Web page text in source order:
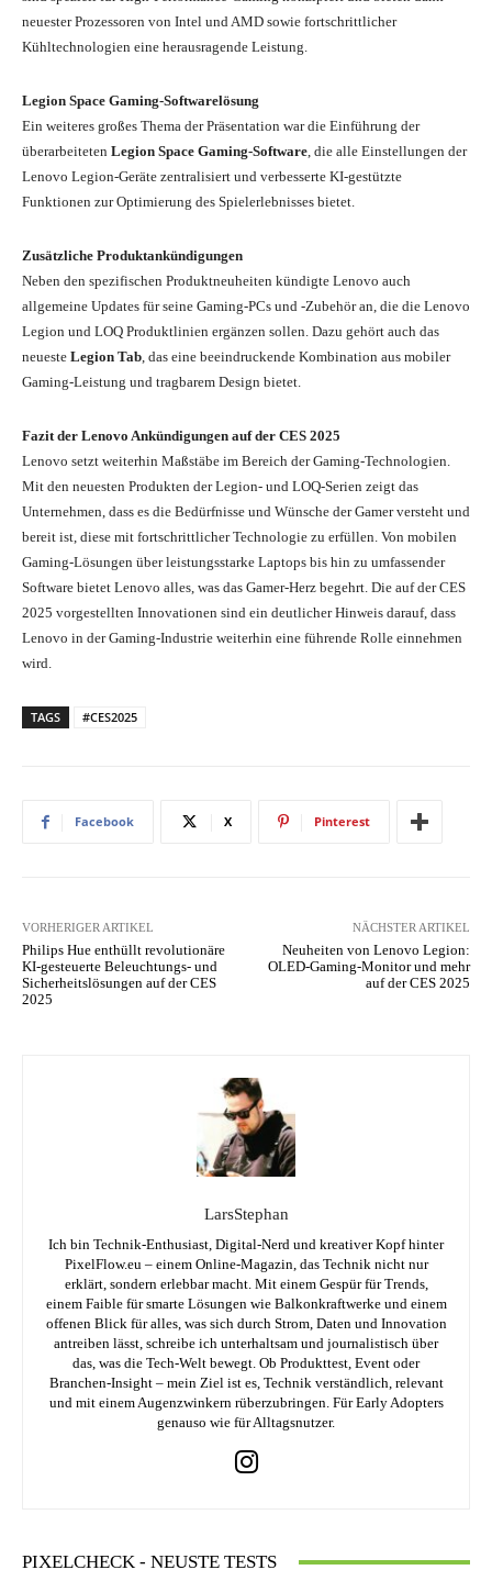
neuester Prozessoren von Intel und AMD sowie fortschrittlicher
Kühltechnologien eine herausragende Leistung.
Legion Space Gaming-Softwarelösung
Ein weiteres großes Thema der Präsentation war die Einführung der
überarbeiteten Legion Space Gaming-Software, die alle Einstellungen der
Lenovo Legion-Geräte zentralisiert und verbesserte KI-gestützte
Funktionen zur Optimierung des Spielerlebnisses bietet.
Zusätzliche Produktankündigungen
Neben den spezifischen Produktneuheiten kündigte Lenovo auch
allgemeine Updates für seine Gaming-PCs und -Zubehör an, die die Lenovo
Legion und LOQ Produktlinien ergänzen sollen. Dazu gehört auch das
neueste Legion Tab, das eine beeindruckende Kombination aus mobiler
Gaming-Leistung und tragbarem Design bietet.
Fazit der Lenovo Ankündigungen auf der CES 2025
Lenovo setzt weiterhin Maßstäbe im Bereich der Gaming-Technologien.
Mit den neuesten Produkten der Legion- und LOQ-Serien zeigt das
Unternehmen, dass es die Bedürfnisse und Wünsche der Gamer versteht und
bereit ist, diese mit fortschrittlicher Technologie zu erfüllen. Von mobilen
Gaming-Lösungen über leistungsstarke Laptops bis hin zu umfassender
Software bietet Lenovo alles, was das Gamer-Herz begehrt. Die auf der CES
2025 vorgestellten Innovationen sind ein deutlicher Hinweis darauf, dass
Lenovo in der Gaming-Industrie weiterhin eine führende Rolle einnehmen
wird.
TAGS #CES2025
Facebook X Pinterest
VORHERIGER ARTIKEL
Philips Hue enthüllt revolutionäre
KI-gesteuerte Beleuchtungs- und
Sicherheitslösungen auf der CES
2025
NÄCHSTER ARTIKEL
Neuheiten von Lenovo Legion:
OLED-Gaming-Monitor und mehr
auf der CES 2025
LarsStephan
Ich bin Technik-Enthusiast, Digital-Nerd und kreativer Kopf hinter
PixelFlow.eu – einem Online-Magazin, das Technik nicht nur
erklärt, sondern erlebbar macht. Mit einem Gespür für Trends,
einem Faible für smarte Lösungen wie Balkonkraftwerke und einem
offenen Blick für alles, was sich durch Strom, Daten und Innovation
antreiben lässt, schreibe ich unterhaltsam und journalistisch über
das, was die Tech-Welt bewegt. Ob Produkttest, Event oder
Branchen-Insight – mein Ziel ist es, Technik verständlich, relevant
und mit einem Augenzwinkern rüberzubringen. Für Early Adopters
genauso wie für Alltagsnutzer.
PIXELCHECK - NEUSTE TESTS